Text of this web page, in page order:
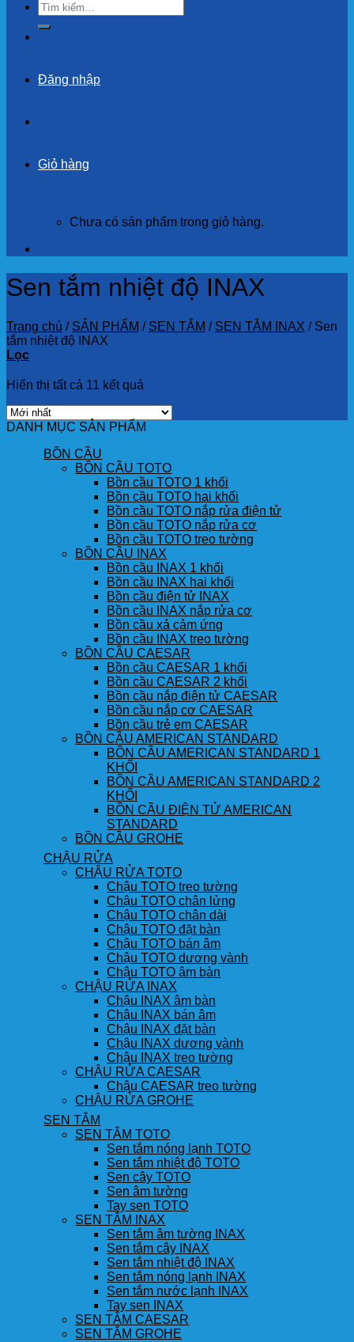
Tìm
kiếm:
Đăng nhập
Giỏ hàng
Chưa có sản phẩm trong giỏ hàng.
Sen tắm nhiệt độ INAX
Trang chủ / SẢN PHẨM / SEN TẮM / SEN TẮM INAX /Sen
tắm nhiệt độ INAX
Lọc
Hiển thị tất cả 11 kết quả
DANH MỤC SẢN PHẨM
BỒN CẦU
BỒN CẦU TOTO
Bồn cầu TOTO 1 khối
Bồn cầu TOTO hai khối
Bồn cầu TOTO nắp rửa điện tử
Bồn cầu TOTO nắp rửa cơ
Bồn cầu TOTO treo tường
BỒN CẦU INAX
Bồn cầu INAX 1 khối
Bồn cầu INAX hai khối
Bồn cầu điện tử INAX
Bồn cầu INAX nắp rửa cơ
Bồn cầu xả cảm ứng
Bồn cầu INAX treo tường
BỒN CẦU CAESAR
Bồn cầu CAESAR 1 khối
Bồn cầu CAESAR 2 khối
Bồn cầu nắp điện tử CAESAR
Bồn cầu nắp cơ CAESAR
Bồn cầu trẻ em CAESAR
BỒN CẦU AMERICAN STANDARD
BỒN CẦU AMERICAN STANDARD 1
KHỐI
BỒN CẦU AMERICAN STANDARD 2
KHỐI
BỒN CẦU ĐIỆN TỬ AMERICAN
STANDARD
BỒN CẦU GROHE
CHẬU RỬA
CHẬU RỬA TOTO
Chậu TOTO treo tường
Chậu TOTO chân lửng
Chậu TOTO chân dài
Chậu TOTO đặt bàn
Chậu TOTO bán âm
Chậu TOTO dương vành
Chậu TOTO âm bàn
CHẬU RỬA INAX
Chậu INAX âm bàn
Chậu INAX bán âm
Chậu INAX đặt bàn
Chậu INAX dương vành
Chậu INAX treo tường
CHẬU RỬA CAESAR
Chậu CAESAR treo tường
CHẬU RỬA GROHE
SEN TẮM
SEN TẮM TOTO
Sen tắm nóng lạnh TOTO
Sen tắm nhiệt độ TOTO
Sen cây TOTO
Sen âm tường
Tay sen TOTO
SEN TẮM INAX
Sen tắm âm tường INAX
Sen tắm cây INAX
Sen tắm nhiệt độ INAX
Sen tắm nóng lạnh INAX
Sen tắm nước lạnh INAX
Tay sen INAX
SEN TẮM CAESAR
SEN TẮM GROHE